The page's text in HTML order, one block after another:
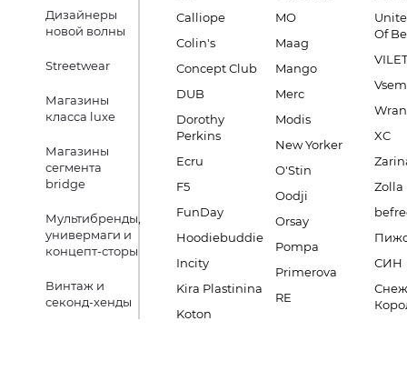
Дизайнеры
новой волны
Streetwear
Магазины
класса luxe
Магазины
сегмента
bridge
Мультибренды,
универмаги и
концепт-сторы
Винтаж и
секонд-хенды
Calliope
Colin's
Concept Club
DUB
Dorothy
Perkins
Ecru
F5
FunDay
Hoodiebuddie
Incity
Kira Plastinina
Koton
MO
Maag
Mango
Merc
Modis
New Yorker
O'Stin
Oodji
Orsay
Pompa
Primerova
RE
Of
VILET
XC
Zolla
СИН